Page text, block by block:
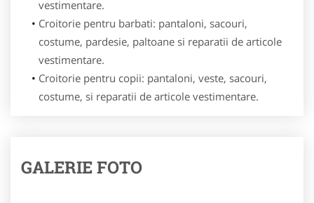
vestimentare.
Croitorie pentru barbati: pantaloni, sacouri,
costume, pardesie, paltoane si reparatii de articole
vestimentare.
Croitorie pentru copii: pantaloni, veste, sacouri,
costume, si reparatii de articole vestimentare.
GALERIE FOTO